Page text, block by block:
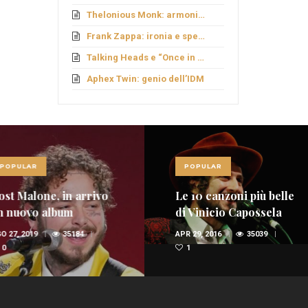
Thelonious Monk: armonie fuori schema
Frank Zappa: ironia e sperimentazione
Talking Heads e “Once in a Lifetime”
Aphex Twin: genio dell’IDM
in arrivo
album
35184
POPULAR
Le 10 canzoni più belle
di Vinicio Capossela
(VIDEO)
APR 29, 2016
35039